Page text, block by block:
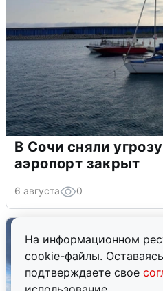
На информационном
cookie-файлы.
подтверждаете свое
В Сочи сняли
аэропорт закрыт
6 августа 0